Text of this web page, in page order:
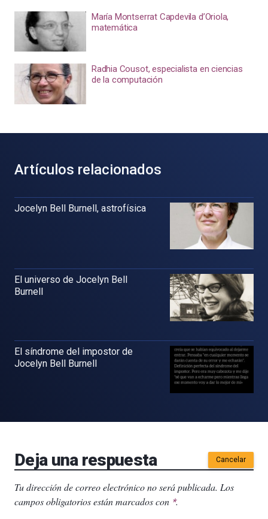
María Montserrat Capdevila d’Oriola,
matemática
Radhia Cousot, especialista en ciencias
de la computación
Artículos relacionados
Jocelyn Bell Burnell, astrofísica
El universo de Jocelyn Bell
Burnell
El síndrome del impostor de
Jocelyn Bell Burnell
Deja una respuesta Cancelar
Tu dirección de correo electrónico no será publicada. Los
campos obligatorios están marcados con *.